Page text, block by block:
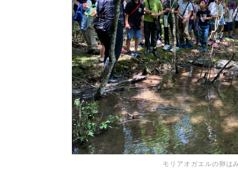
モリアオガエルの卵は